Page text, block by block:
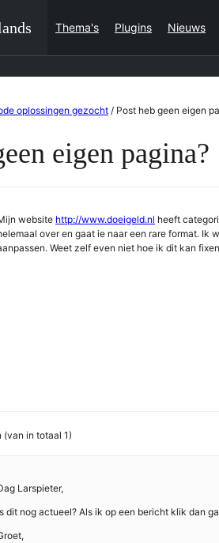
Thema's Plugins Nieuws
oplossingen gezocht / Post heb geen eigen
eigen pagina?
website http://www.doeigeld.nl heeft
over en gaat ie naar een rare format. Ik
Weet zelf even niet hoe ik dit kan
in totaal 1)
Larspieter,
dit nog actueel? Als ik op een bericht klik dan